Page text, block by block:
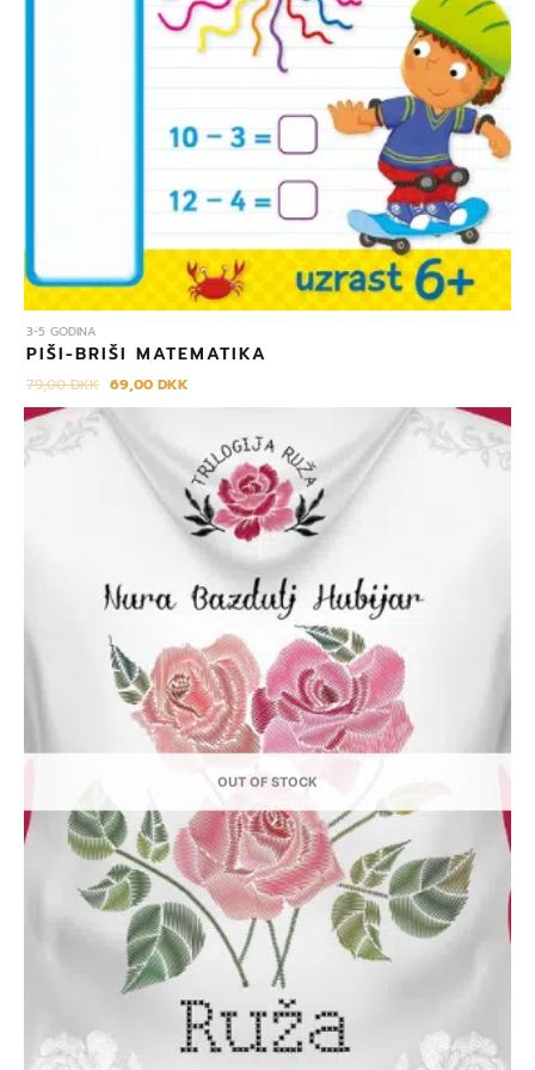
3-5 GODINA
PIŠI-BRIŠI MATEMATIKA
79,00DKK 69,00DKK
OUT OF STOCK
Izvorna
cijena
bila
129,00 DKK.
Trenutna
je:
109,00 DKK.